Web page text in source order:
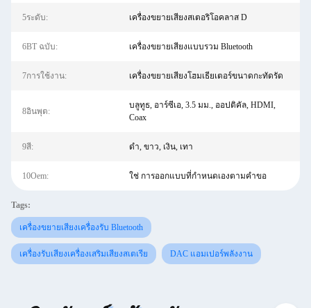
5ระดับ: เครื่องขยายเสียงสเตอริโอคลาส D
6BT ฉบับ: เครื่องขยายเสียงแบบรวม Bluetooth
7การใช้งาน: เครื่องขยายเสียงโฮมเธียเตอร์ขนาดกะทัดรัด
8อินพุต:
บลูทูธ, อาร์ซีเอ, 3.5 มม., ออปติคัล, HDMI,
Coax
9สี: ดำ, ขาว, เงิน, เทา
10Oem: ใช่ การออกแบบที่กำหนดเองตามคำขอ
Tags:
เครื่องขยายเสียงเครื่องรับ Bluetooth
เครื่องรับเสียงเครื่องเสริมเสียงสเตเรีย DAC แอมเปอร์พลังงาน